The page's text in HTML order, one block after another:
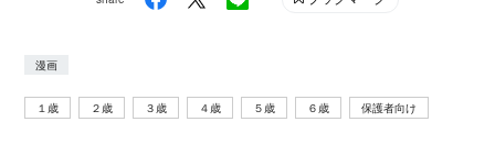
漫画
１歳 ２歳 ３歳 ４歳 ５歳 ６歳 保護者向け